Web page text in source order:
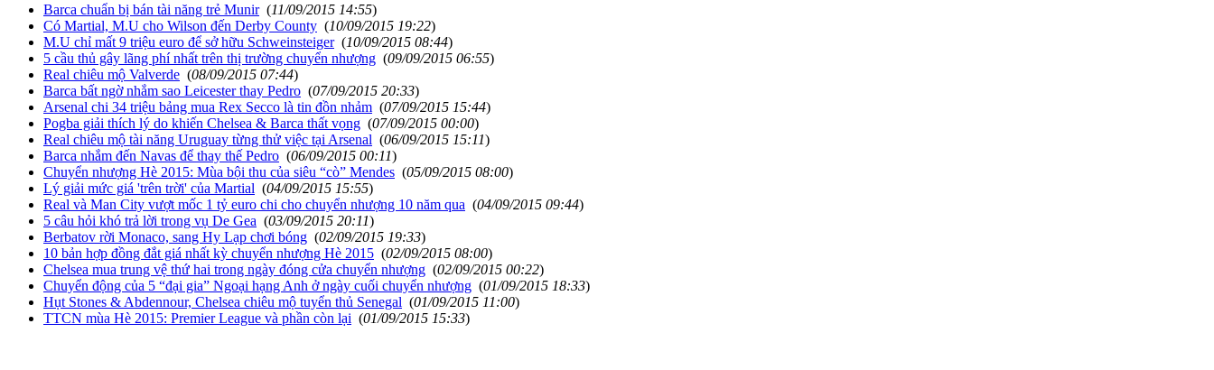
Barca chuẩn bị bán tài năng trẻ Munir(11/09/2015 14:55)
Có Martial, M.U cho Wilson đến Derby County (10/09/2015 19:22)
M.U chỉ mất 9 triệu euro để sở hữu Schweinsteiger(10/09/2015 08:44)
5 cầu thủ gây lãng phí nhất trên thị trường chuyển nhượng (09/09/2015 06:55)
Real chiêu mộ Valverde (08/09/2015 07:44)
Barca bất ngờ nhắm sao Leicester thay Pedro (07/09/2015 20:33)
Arsenal chi 34 triệu bảng mua Rex Secco là tin đồn nhảm (07/09/2015 15:44)
Pogba giải thích lý do khiến Chelsea & Barca thất vọng (07/09/2015 00:00)
Real chiêu mộ tài năng Uruguay từng thử việc tại Arsenal (06/09/2015 15:11)
Barca nhắm đến Navas để thay thế Pedro (06/09/2015 00:11)
Chuyển nhượng Hè 2015: Mùa bội thu của siêu “cò” Mendes (05/09/2015 08:00)
Lý giải mức giá 'trên trời' của Martial (04/09/2015 15:55)
Real và Man City vượt mốc 1 tỷ euro chi cho chuyển nhượng 10 năm qua (04/09/2015 09:44)
5 câu hỏi khó trả lời trong vụ De Gea (03/09/2015 20:11)
Berbatov rời Monaco, sang Hy Lạp chơi bóng (02/09/2015 19:33)
10 bản hợp đồng đắt giá nhất kỳ chuyển nhượng Hè 2015 (02/09/2015 08:00)
Chelsea mua trung vệ thứ hai trong ngày đóng cửa chuyển nhượng (02/09/2015 00:22)
Chuyển động của 5 “đại gia” Ngoại hạng Anh ở ngày cuối chuyển nhượng (01/09/2015 18:33)
Hụt Stones & Abdennour, Chelsea chiêu mộ tuyển thủ Senegal (01/09/2015 11:00)
TTCN mùa Hè 2015: Premier League và phần còn lại (01/09/2015 15:33)